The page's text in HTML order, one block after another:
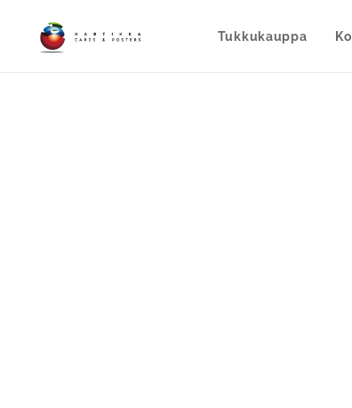
Tukkukauppa